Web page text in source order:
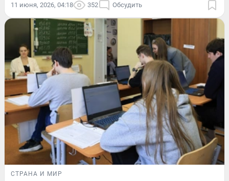
11 июня, 2026, 04:18 352 Обсудить
СТРАНА И МИР